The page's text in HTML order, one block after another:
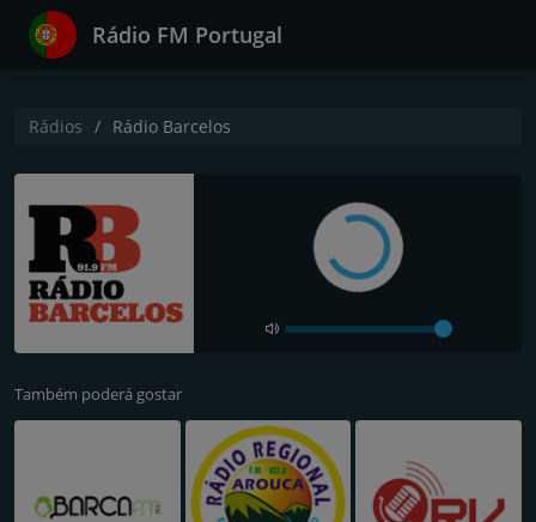
Rádio FM Portugal
Rádios Rádio Barcelos
Também poderá gostar